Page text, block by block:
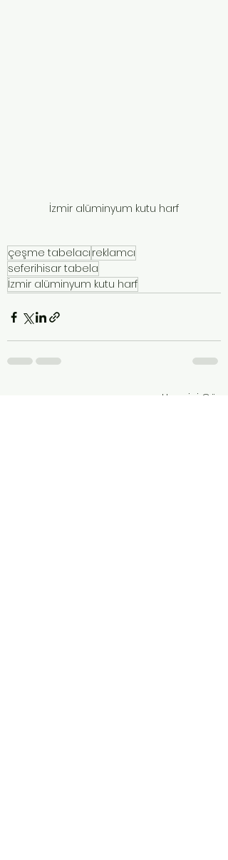
İzmir alüminyum kutu harf
çeşme tabelacı reklamcı
seferihisar tabela
İzmir alüminyum kutu harf
Hepsini Gör